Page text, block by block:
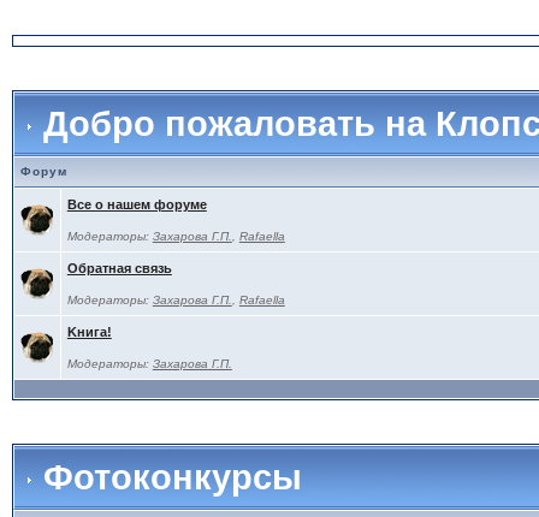
Добро пожаловать на
Форум
Все о нашем форуме
Модераторы: Захарова Г.П. Rafaella
Обратная связь
Модераторы: Захарова Г.П. Rafaella
Kнига!
Модераторы: Захарова Г.П.
Фотоконкурсы